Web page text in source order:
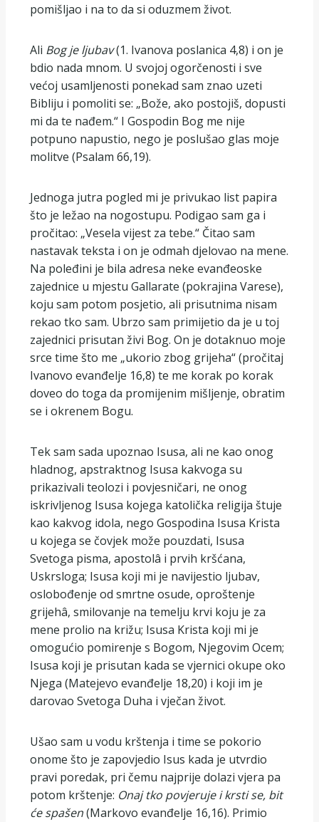
pomišljao i na to da si oduzmem život.
Ali Bog je ljubav(1. Ivanova poslanica 4,8) i on je
bdio nada mnom. U svojoj ogorčenosti i sve
većoj usamljenosti ponekad sam znao uzeti
Bibliju i pomoliti se: „Bože, ako postojiš, dopusti
mi da te nađem.“ I Gospodin Bog me nije
potpuno napustio, nego je poslušao glas moje
molitve (Psalam 66,19).
Jednoga jutra pogled mi je privukao list papira
što je ležao na nogostupu. Podigao sam ga i
pročitao: „Vesela vijest za tebe.“ Čitao sam
nastavak teksta i on je odmah djelovao na mene.
Na poleđini je bila adresa neke evanđeoske
zajednice u mjestu Gallarate (pokrajina Varese),
koju sam potom posjetio, ali prisutnima nisam
rekao tko sam. Ubrzo sam primijetio da je u toj
zajednici prisutan živi Bog. On je dotaknuo moje
srce time što me „ukorio zbog grijeha“ (pročitaj
Ivanovo evanđelje 16,8) te me korak po korak
doveo do toga da promijenim mišljenje, obratim
se i okrenem Bogu.
Tek sam sada upoznao Isusa, ali ne kao onog
hladnog, apstraktnog Isusa kakvoga su
prikazivali teolozi i povjesničari, ne onog
iskrivljenog Isusa kojega katolička religija štuje
kao kakvog idola, nego Gospodina Isusa Krista
u kojega se čovjek može pouzdati, Isusa
Svetoga pisma, apostolâ i prvih kršćana,
Uskrsloga; Isusa koji mi je navijestio ljubav,
oslobođenje od smrtne osude, oproštenje
grijehâ, smilovanje na temelju krvi koju je za
mene prolio na križu; Isusa Krista koji mi je
omogućio pomirenje s Bogom, Njegovim Ocem;
Isusa koji je prisutan kada se vjernici okupe oko
Njega (Matejevo evanđelje 18,20) i koji im je
darovao Svetoga Duha i vječan život.
Ušao sam u vodu krštenja i time se pokorio
onome što je zapovjedio Isus kada je utvrdio
pravi poredak, pri čemu najprije dolazi vjera pa
potom krštenje: Onaj tko povjeruje i krsti se, bit
će spašen(Markovo evanđelje 16,16). Primio